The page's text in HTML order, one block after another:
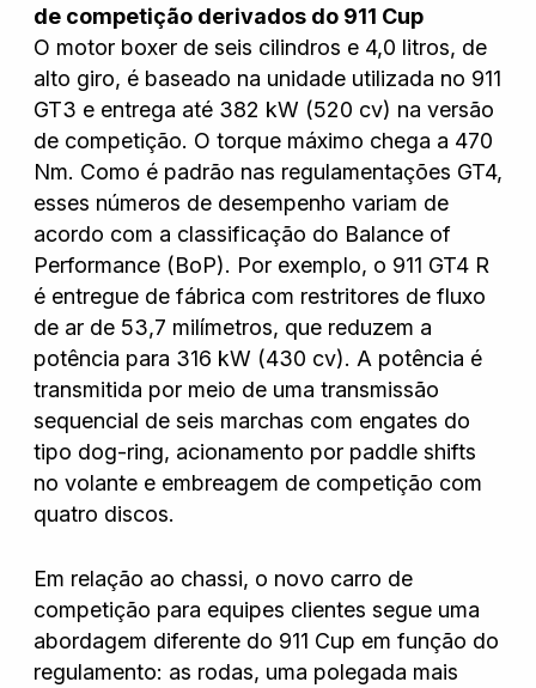
de competição derivados do 911 Cup
O motor boxer de seis cilindros e 4,0 litros, de
alto giro, é baseado na unidade utilizada no 911
GT3 e entrega até 382 kW (520 cv) na versão
de competição. O torque máximo chega a 470
Nm. Como é padrão nas regulamentações GT4,
esses números de desempenho variam de
acordo com a classificação do Balance of
Performance (BoP). Por exemplo, o 911 GT4 R
é entregue de fábrica com restritores de fluxo
de ar de 53,7 milímetros, que reduzem a
potência para 316 kW (430 cv). A potência é
transmitida por meio de uma transmissão
sequencial de seis marchas com engates do
tipo dog-ring, acionamento por paddle shifts
no volante e embreagem de competição com
quatro discos.
Em relação ao chassi, o novo carro de
competição para equipes clientes segue uma
abordagem diferente do 911 Cup em função do
regulamento: as rodas, uma polegada mais